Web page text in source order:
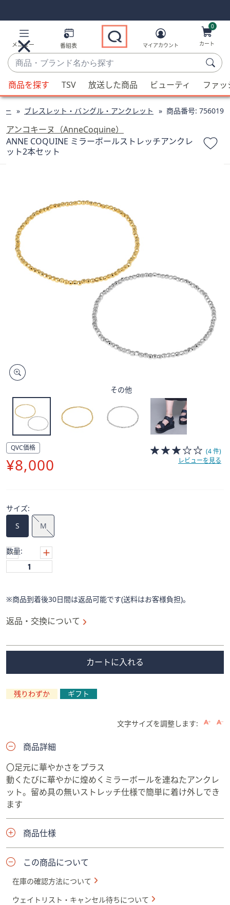
Links
Links2
メニュー 番組表
商
品・
ブ
ラ
ン
名
か
ら
候
補
利
用
可
能
矢
印
デ
バ
ス
で
右
に
ス
ワ
し
て
閲
覧
で
き
す。
マイアカウント
0
カート
商品を探す TSV 放送した商品 ビューティ ファ
ー ブレスレット・バングル・アンクレット 商品番号: 756019
アンコキーヌ（AnneCoquine）
ANNE COQUINE ミラーボールストレッチアンクレ
ット2本セット
その他
QVC価格
削
¥8,000
(4 件)
レビューを見る
サイズ:
S
M
数量:
※商品到着後30日間は返品可能です(送料はお客様負担)。
返品・交換について
カートに入れる
残りわずか ギフト
文字サイズを調整します:
商品詳細
〇足元に華やかさをプラス
動くたびに華やかに煌めくミラーボールを連ねたアンクレ
ット。留め具の無いストレッチ仕様で簡単に着け外しでき
ます
商品仕様
この商品について
在庫の確認方法について
ウェイトリスト・キャンセル待ちについて